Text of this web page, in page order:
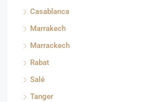
Casablanca
Marrakech
Marrackech
Rabat
Salé
Tanger